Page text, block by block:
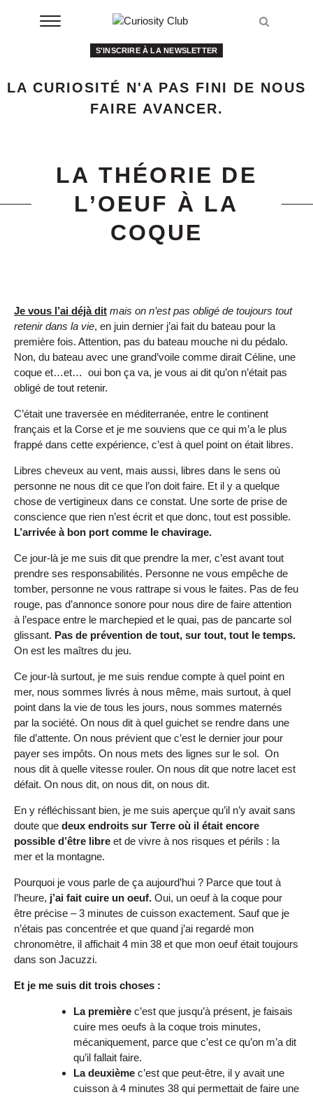
RESSOURCES
ESHOP
S'INSCRIRE À LA NEWSLETTER
LA CURIOSITÉ N'A PAS FINI DE NOUS
FAIRE AVANCER.
LA THÉORIE DE
L’OEUF À LA
COQUE
Je vous l’ai déjà dit mais on n’est pas obligé de toujours tout
retenir dans la vie, en juin dernier j’ai fait du bateau pour la
première fois. Attention, pas du bateau mouche ni du pédalo.
Non, du bateau avec une grand’voile comme dirait Céline, une
coque et…et… oui bon ça va, je vous ai dit qu’on n’était pas
obligé de tout retenir.
C’était une traversée en méditerranée, entre le continent
français et la Corse et je me souviens que ce qui m’a le plus
frappé dans cette expérience, c’est à quel point on était libres.
Libres cheveux au vent, mais aussi, libres dans le sens où
personne ne nous dit ce que l’on doit faire. Et il y a quelque
chose de vertigineux dans ce constat. Une sorte de prise de
conscience que rien n’est écrit et que donc, tout est possible.
L’arrivée à bon port comme le chavirage.
Ce jour-là je me suis dit que prendre la mer, c’est avant tout
prendre ses responsabilités. Personne ne vous empêche de
tomber, personne ne vous rattrape si vous le faites. Pas de feu
rouge, pas d’annonce sonore pour nous dire de faire attention
à l’espace entre le marchepied et le quai, pas de pancarte sol
glissant. Pas de prévention de tout, sur tout, tout le temps.
On est les maîtres du jeu.
Ce jour-là surtout, je me suis rendue compte à quel point en
mer, nous sommes livrés à nous même, mais surtout, à quel
point dans la vie de tous les jours, nous sommes maternés
par la société. On nous dit à quel guichet se rendre dans une
file d’attente. On nous prévient que c’est le dernier jour pour
payer ses impôts. On nous mets des lignes sur le sol. On
nous dit à quelle vitesse rouler. On nous dit que notre lacet est
défait. On nous dit, on nous dit, on nous dit.
En y réfléchissant bien, je me suis aperçue qu’il n’y avait sans
doute que deux endroits sur Terre où il était encore
possible d’être libre et de vivre à nos risques et périls : la
mer et la montagne.
Pourquoi je vous parle de ça aujourd’hui ? Parce que tout à
l’heure, j’ai fait cuire un oeuf. Oui, un oeuf à la coque pour
être précise – 3 minutes de cuisson exactement. Sauf que je
n’étais pas concentrée et que quand j’ai regardé mon
chronomètre, il affichait 4 min 38 et que mon oeuf était toujours
dans son Jacuzzi.
Et je me suis dit trois choses :
La première c’est que jusqu’à présent, je faisais
cuire mes oeufs à la coque trois minutes,
mécaniquement, parce que c’est ce qu’on m’a dit
qu’il fallait faire.
La deuxième c’est que peut-être, il y avait une
cuisson à 4 minutes 38 qui permettait de faire une